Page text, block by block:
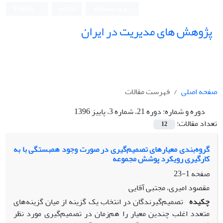
پژوهش های مدیریت در ایران
صفحه اصلی
فهرست مقالات
دوره و شماره:دوره 21، شماره 3، پاییز 1396
تعداد مقالات:
12
گروه‌بندی معیارهای تصمیم‌گیری در صورت وجود همبستگی با به‌
کارگیری رویکرد پوشش مجموعه
صفحه1-23
مقصود امیری، مجتبی آقایی
چکیده تصمیم‌گیرندگان در انتخاب یک گزینه از میان گزینه‌های
متعدد اغلب چندین معیار را هم‌زمان در تصمیم‌گیری مورد نظر